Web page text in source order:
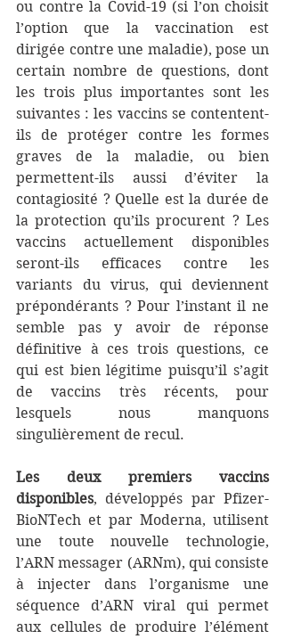
ou contre la Covid-19 (si l’on choisit
l’option que la vaccination est
dirigée contre une maladie), pose un
certain nombre de questions, dont
les trois plus importantes sont les
suivantes : les vaccins se contentent-
ils de protéger contre les formes
graves de la maladie, ou bien
permettent-ils aussi d’éviter la
contagiosité ? Quelle est la durée de
la protection qu’ils procurent ? Les
vaccins actuellement disponibles
seront-ils efficaces contre les
variants du virus, qui deviennent
prépondérants ? Pour l’instant il ne
semble pas y avoir de réponse
définitive à ces trois questions, ce
qui est bien légitime puisqu’il s’agit
de vaccins très récents, pour
lesquels nous manquons
singulièrement de recul.
Les deux premiers vaccins
disponibles, développés par Pfizer-
BioNTech et par Moderna, utilisent
une toute nouvelle technologie,
l’ARN messager (ARNm), qui consiste
à injecter dans l’organisme une
séquence d’ARN viral qui permet
aux cellules de produire l’élément